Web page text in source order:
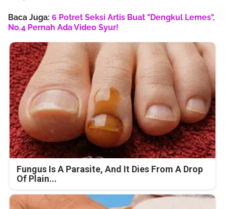
Baca Juga: 6 Potret Seksi Artis Buat "Dengkul Lemes",
No.4 Pernah Ada Video Syur!
Fungus Is A Parasite, And It Dies From A Drop
Of Plain...